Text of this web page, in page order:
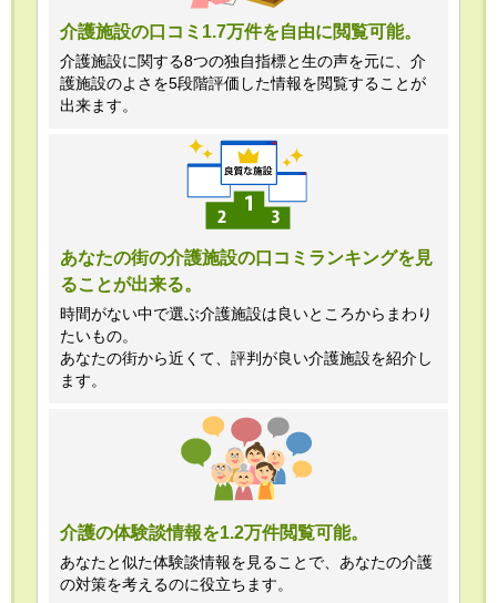
介護施設の口コミ1.7万件を自由に閲覧可能。
介護施設に関する8つの独自指標と生の声を元に、介
護施設のよさを5段階評価した情報を閲覧することが
出来ます。
あなたの街の介護施設の口コミランキングを見
ることが出来る。
時間がない中で選ぶ介護施設は良いところからまわり
たいもの。
あなたの街から近くて、評判が良い介護施設を紹介し
ます。
介護の体験談情報を1.2万件閲覧可能。
あなたと似た体験談情報を見ることで、あなたの介護
の対策を考えるのに役立ちます。